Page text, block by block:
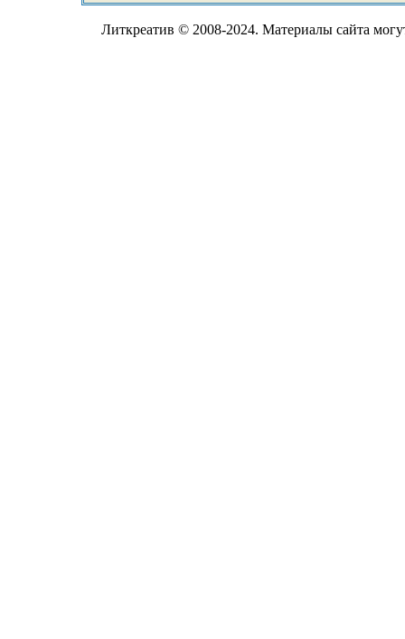
Литкреатив © 2008-2024. Материалы сайта